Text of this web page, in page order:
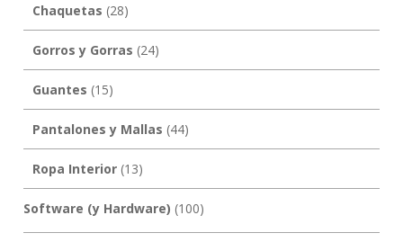
Chaquetas (28)
Gorros y Gorras (24)
Guantes (15)
Pantalones y Mallas (44)
Ropa Interior(13)
Software (y Hardware) (100)